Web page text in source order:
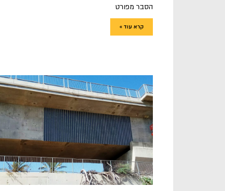
הסבר מפורט
קרא עוד »